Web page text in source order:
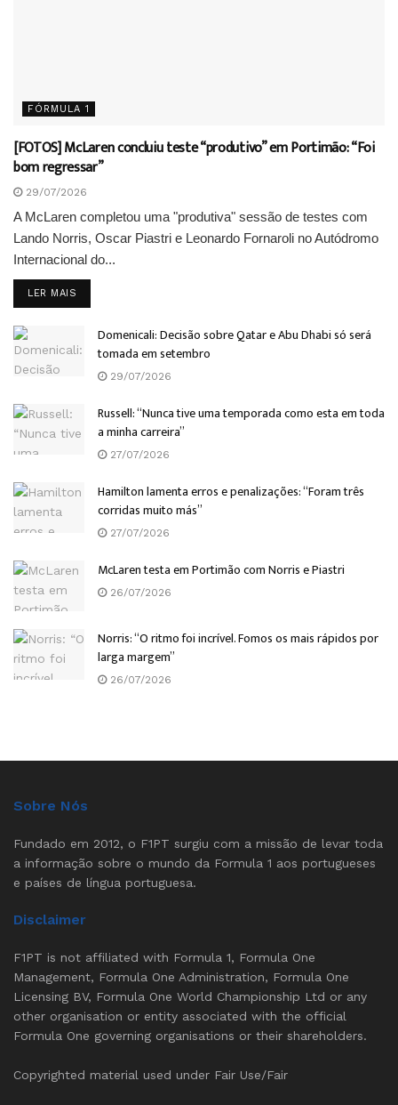
FÓRMULA 1
[FOTOS] McLaren concluiu teste “produtivo” em Portimão: “Foi
bom regressar”
29/07/2026
A McLaren completou uma "produtiva" sessão de testes com
Lando Norris, Oscar Piastri e Leonardo Fornaroli no Autódromo
Internacional do...
LER MAIS
Domenicali: Decisão sobre Qatar e Abu Dhabi só será
tomada em setembro
29/07/2026
Russell: “Nunca tive uma temporada como esta em toda
a minha carreira”
27/07/2026
Hamilton lamenta erros e penalizações: “Foram três
corridas muito más”
27/07/2026
McLaren testa em Portimão com Norris e Piastri
26/07/2026
Norris: “O ritmo foi incrível. Fomos os mais rápidos por
larga margem”
26/07/2026
Sobre Nós
Fundado em 2012, o F1PT surgiu com a missão de levar toda
a informação sobre o mundo da Formula 1 aos portugueses
e países de língua portuguesa.
Disclaimer
F1PT is not affiliated with Formula 1, Formula One
Management, Formula One Administration, Formula One
Licensing BV, Formula One World Championship Ltd or any
other organisation or entity associated with the official
Formula One governing organisations or their shareholders.
Copyrighted material used under Fair Use/Fair